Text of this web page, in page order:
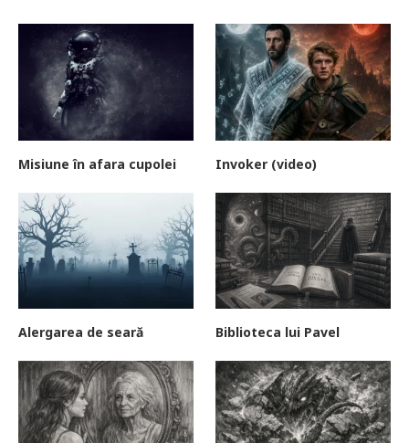
Misiune în afara cupolei Invoker (video)
Alergarea de seară Biblioteca lui Pavel